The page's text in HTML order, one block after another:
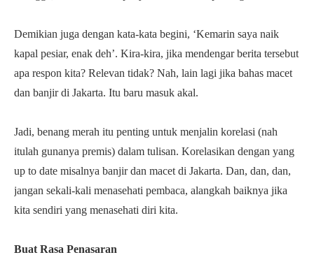
Demikian juga dengan kata-kata begini, ‘Kemarin saya naik
kapal pesiar, enak deh’. Kira-kira, jika mendengar berita tersebut
apa respon kita? Relevan tidak? Nah, lain lagi jika bahas macet
dan banjir di Jakarta. Itu baru masuk akal.
Jadi, benang merah itu penting untuk menjalin korelasi (nah
itulah gunanya premis) dalam tulisan. Korelasikan dengan yang
up to date misalnya banjir dan macet di Jakarta. Dan, dan, dan,
jangan sekali-kali menasehati pembaca, alangkah baiknya jika
kita sendiri yang menasehati diri kita.
Buat Rasa Penasaran